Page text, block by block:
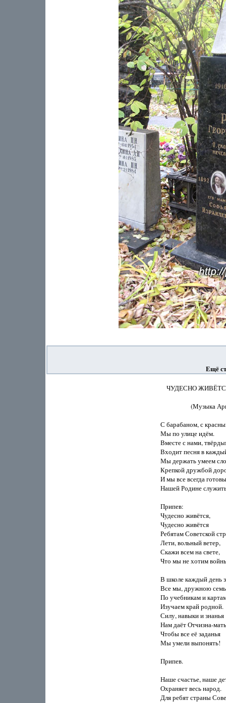
Ещё
ЧУДЕСНО
С барабаном, с
Мы по улице идём.
Вместе с нами,
Входит песня в
Мы держать умеем
Крепкой дружбой
И мы все всегда готовы
Нашей Родине
Припев:
Чудесно живётся,
Чудесно живётся
Ребятам Советской
Лети, вольный ветер,
Скажи всем на свете,
Что мы не хотим
В школе каждый день
Все мы, дружною
По учебникам и
Изучаем край родной.
Силу, навыки и знанья
Нам даёт Отчизна-
Чтобы все её заданья
Мы умели выпонять!
Припев.
Наше счастье, наше
Охраняет весь народ.
Для ребят страны